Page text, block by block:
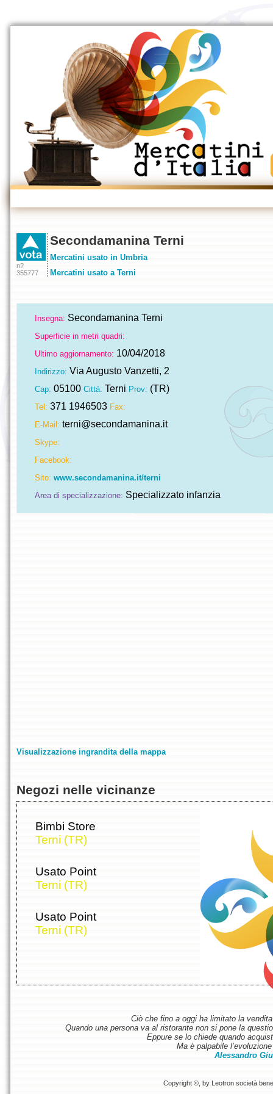
n?
355777
Secondamanina Terni
Mercatini usato in Umbria
Mercatini usato a Terni
Insegna: Secondamanina Terni
Superficie in metri quadri:
Ultimo aggiornamento: 10/04/2018
Indirizzo: Via Augusto Vanzetti, 2
Cap: 05100 Cittá: Terni Prov: (TR)
Tel: 371 1946503 Fax:
E-Mail: terni@secondamanina.it
Skype:
Facebook:
Sito: www.secondamanina.it/terni
Area di specializzazione: Specializzato infanzia
Visualizzazione ingrandita della mappa
Negozi nelle vicinanze
Bimbi Store
Terni (TR)
Usato Point
Terni (TR)
Usato Point
Terni (TR)
Ciò che fino a oggi ha limitato la
Quando una persona va al ristorante non si pone la
Eppure se lo chiede quando
Ma è palpabile
Alessandro
Copyright ©, by Leotron società